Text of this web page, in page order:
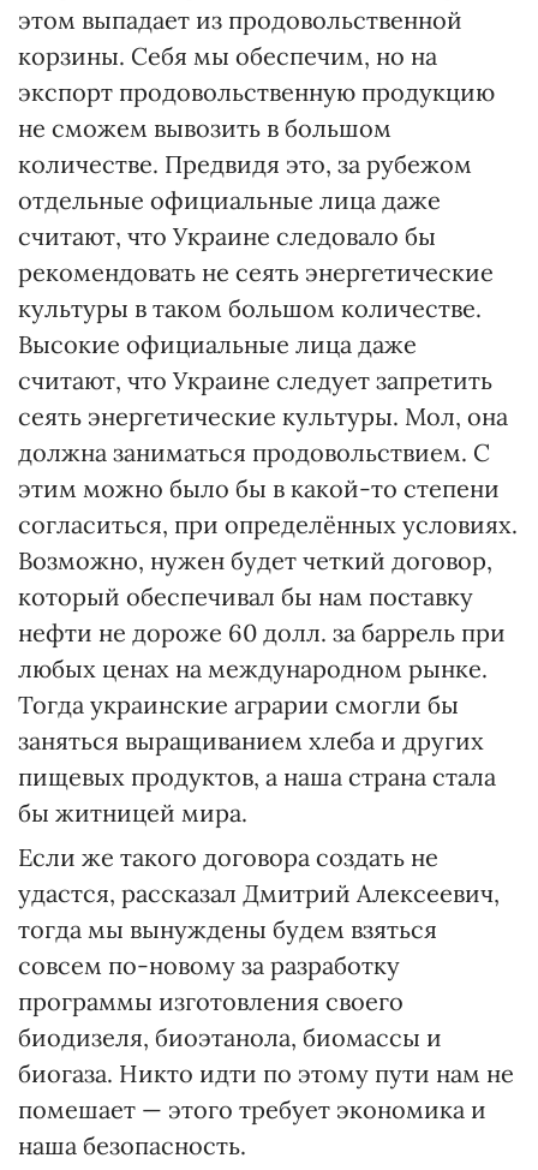
этом выпадает из продовольственной
корзины. Себя мы обеспечим, но на
экспорт продовольственную продукцию
не сможем вывозить в большом
количестве. Предвидя это, за рубежом
отдельные официальные лица даже
считают, что Украине следовало бы
рекомендовать не сеять энергетические
культуры в таком большом количестве.
Высокие официальные лица даже
считают, что Украине следует запретить
сеять энергетические культуры. Мол, она
должна заниматься продовольствием. С
этим можно было бы в какой-то степени
согласиться, при определённых условиях.
Возможно, нужен будет четкий договор,
который обеспечивал бы нам поставку
нефти не дороже 60 долл. за баррель при
любых ценах на международном рынке.
Тогда украинские аграрии смогли бы
заняться выращиванием хлеба и других
пищевых продуктов, а наша страна стала
бы житницей мира.
Если же такого договора создать не
удастся, рассказал Дмитрий Алексеевич,
тогда мы вынуждены будем взяться
совсем по-новому за разработку
программы изготовления своего
биодизеля, биоэтанола, биомассы и
биогаза. Никто идти по этому пути нам не
помешает — этого требует экономика и
наша безопасность.